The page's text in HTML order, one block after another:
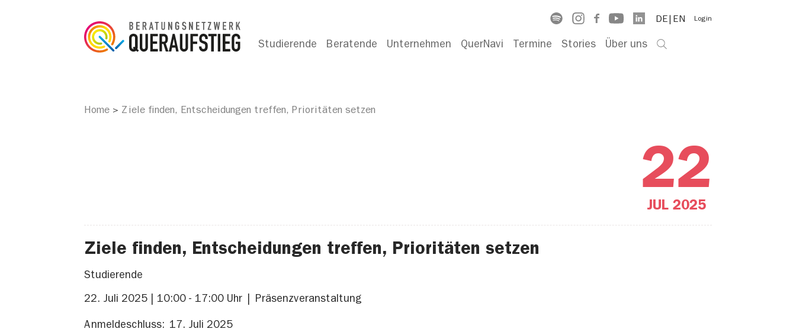
Studierende Beratende Unternehmen QuerNavi Termine Stories Über uns
DE EN Login
Home > Ziele finden, Entscheidungen treffen, Prioritäten setzen
22
JUL 2025
Ziele finden, Entscheidungen treffen, Prioritäten setzen
Studierende
22. Juli 2025 | 10:00 - 17:00 Uhr
Präsenzveranstaltung
Anmeldeschluss: 17. Juli 2025